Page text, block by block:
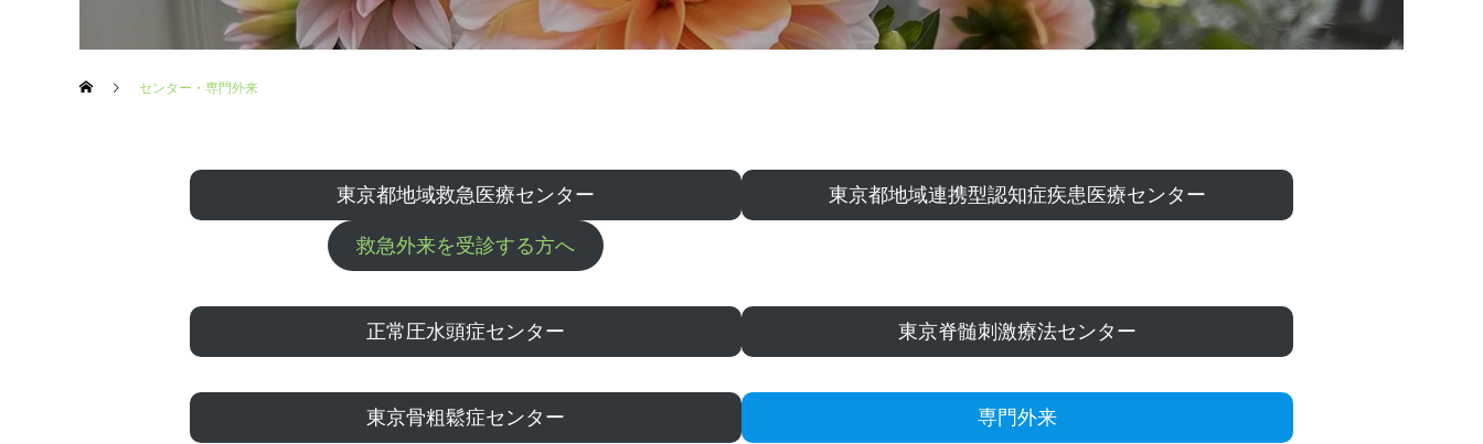
センター・専門外来
東京都地域救急医療センター
救急外来を受診する方へ
東京都地域連携型認知症疾患医療センター
正常圧水頭症センター 東京脊髄刺激療法センター
東京骨粗鬆症センター 専門外来